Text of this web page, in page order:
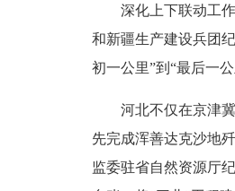
深化上下联动工作
和新疆生产建设兵团
初一公里”到“最后一
河北不仅在京津冀
先完成浑善达克沙地
监委驻省自然资源厅